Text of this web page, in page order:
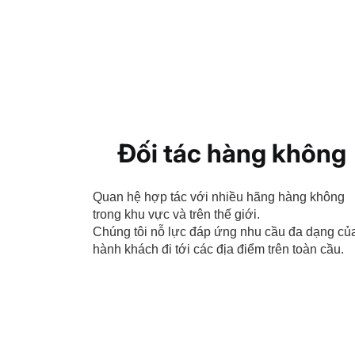
Đối tác hàng không
Quan hệ hợp tác với nhiều hãng hàng không
trong khu vực và trên thế giới.
Chúng tôi nỗ lực đáp ứng nhu cầu đa dạng
hành khách đi tới các địa điểm trên toàn cầu.